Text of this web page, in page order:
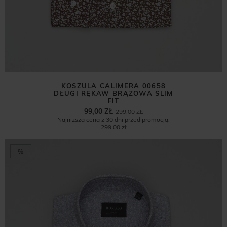
KOSZULA CALIMERA 00658
DŁUGI RĘKAW BRĄZOWA SLIM
FIT
299,00 ZŁ
99,00 ZŁ
Najniższa cena z 30 dni przed promocją:
299,00 zł
%